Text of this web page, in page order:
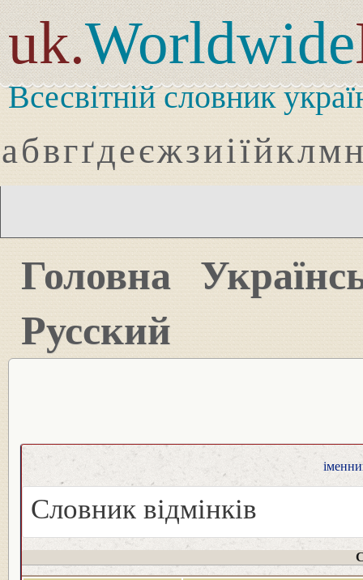
uk.Worldwide
Всесвітній словник
абвгґдеєжзиіїйклмн
Головна
Русский
Словник відмінків